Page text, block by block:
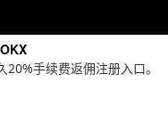
20%手续费返佣注册入口。